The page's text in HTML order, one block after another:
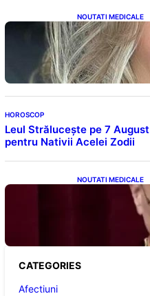
NOUTATI MEDICALE
Laura Cosoi
Călătorie
HOROSCOP
Leul Strălucește pe 7
pentru Nativii Acelei Zodii
NOUTATI MEDICALE
Descoperiri
Leon al XIV-
CATEGORIES
Afectiuni